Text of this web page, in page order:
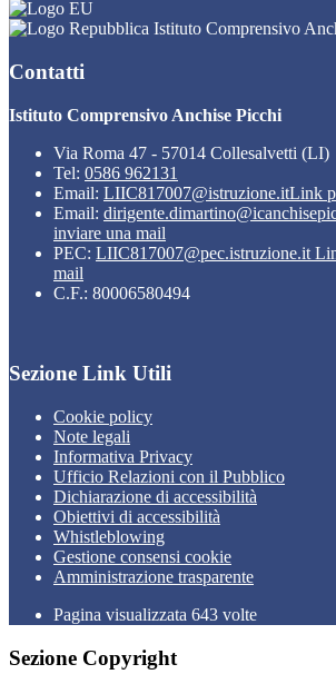
Istituto Comprensivo
Contatti
Istituto Comprensivo Anchise Picchi
Via Roma 47 - 57014 Collesalvetti (LI)
Tel: 0586 962131
Email: LIIC817007@istruzione.itLink
Email:
inviare una mail
PEC: LIIC817007@pec.istruzione.it
mail
C.F.: 80006580494
Sezione Link Utili
Cookie policy
Note legali
Informativa Privacy
Ufficio Relazioni con il Pubblico
Dichiarazione di accessibilità
Obiettivi di accessibilità
Whistleblowing
Gestione consensi cookie
Amministrazione trasparente
Pagina visualizzata 643 volte
Sezione Copyright